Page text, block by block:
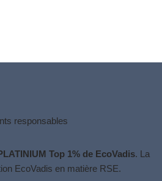
responsables
Top 1% de EcoVadis. La
EcoVadis en matière RSE.